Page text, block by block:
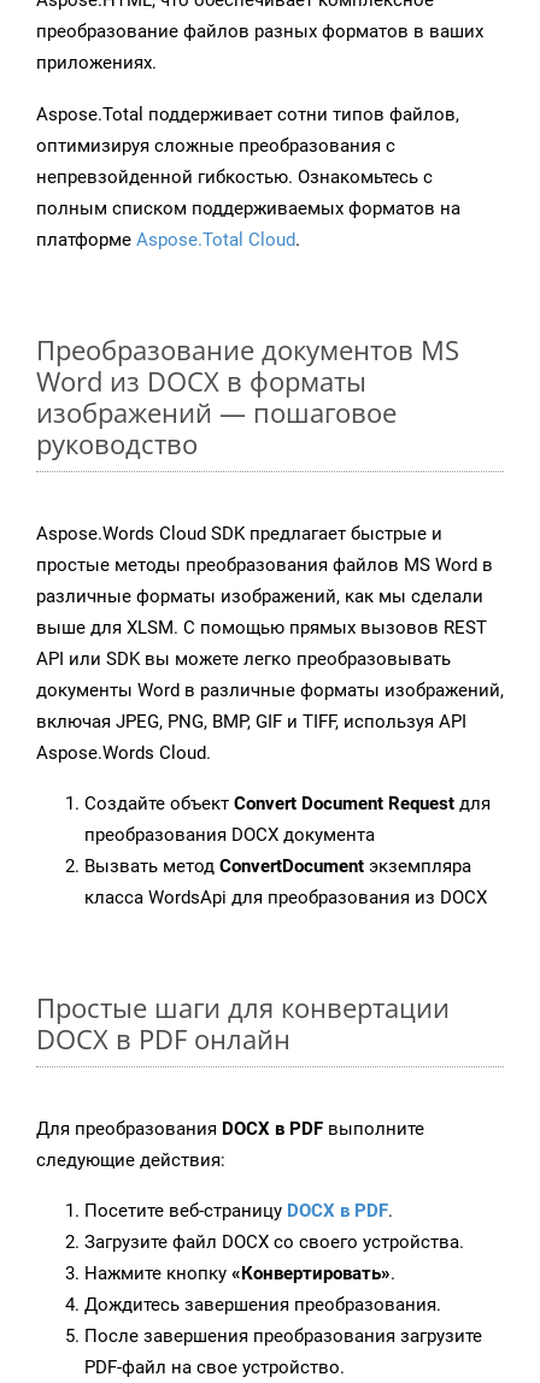
преобразование файлов разных форматов в ваших
приложениях.
Aspose.Total поддерживает сотни типов файлов,
оптимизируя сложные преобразования с
непревзойденной гибкостью. Ознакомьтесь с
полным списком поддерживаемых форматов на
платформе Aspose.Total Cloud.
Преобразование документов MS
Word из DOCX в форматы
изображений — пошаговое
руководство
Aspose.Words Cloud SDK предлагает быстрые и
простые методы преобразования файлов MS Word в
различные форматы изображений, как мы сделали
выше для XLSM. С помощью прямых вызовов REST
API или SDK вы можете легко преобразовывать
документы Word в различные форматы изображений,
включая JPEG, PNG, BMP, GIF и TIFF, используя API
Aspose.Words Cloud.
Создайте объект Convert Document Request для
преобразования DOCX документа
Вызвать метод ConvertDocument экземпляра
класса WordsApi для преобразования из DOCX
Простые шаги для конвертации
DOCX в PDF онлайн
Для преобразования DOCX в PDF выполните
следующие действия:
Посетите веб-страницу DOCX в PDF.
Загрузите файл DOCX со своего устройства.
Нажмите кнопку «Конвертировать».
Дождитесь завершения преобразования.
После завершения преобразования загрузите
PDF-файл на свое устройство.